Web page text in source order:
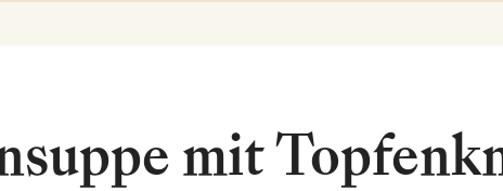
mit